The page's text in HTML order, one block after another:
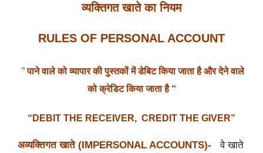
व्यक्तिगत खाते का नियम
RULES OF PERSONAL ACCOUNT
”पाने वाले को व्यापार की पुस्तकों में डेबिट किया जाता है और देने वाले
को क्रेडिट किया जाता है “
“DEBIT THE RECEIVER, CREDIT THE GIVER”
अव्यक्तिगत खाते (IMPERSONAL ACCOUNTS)- वे खाते